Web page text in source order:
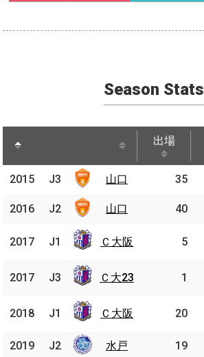
Season Stats
出場
2015 J3 山口 35
2016 J2 山口 40
2017 J1
Ｃ大
阪
5
2017 J3
Ｃ大
23
1
2018 J1
Ｃ大
阪
20
2019 J2 水戸 19
2015 J3 山口
2016 J2 山口
2017 J1 Ｃ大阪
2017 J3 Ｃ大23
2018 J1 Ｃ大阪
2019 J2 水戸